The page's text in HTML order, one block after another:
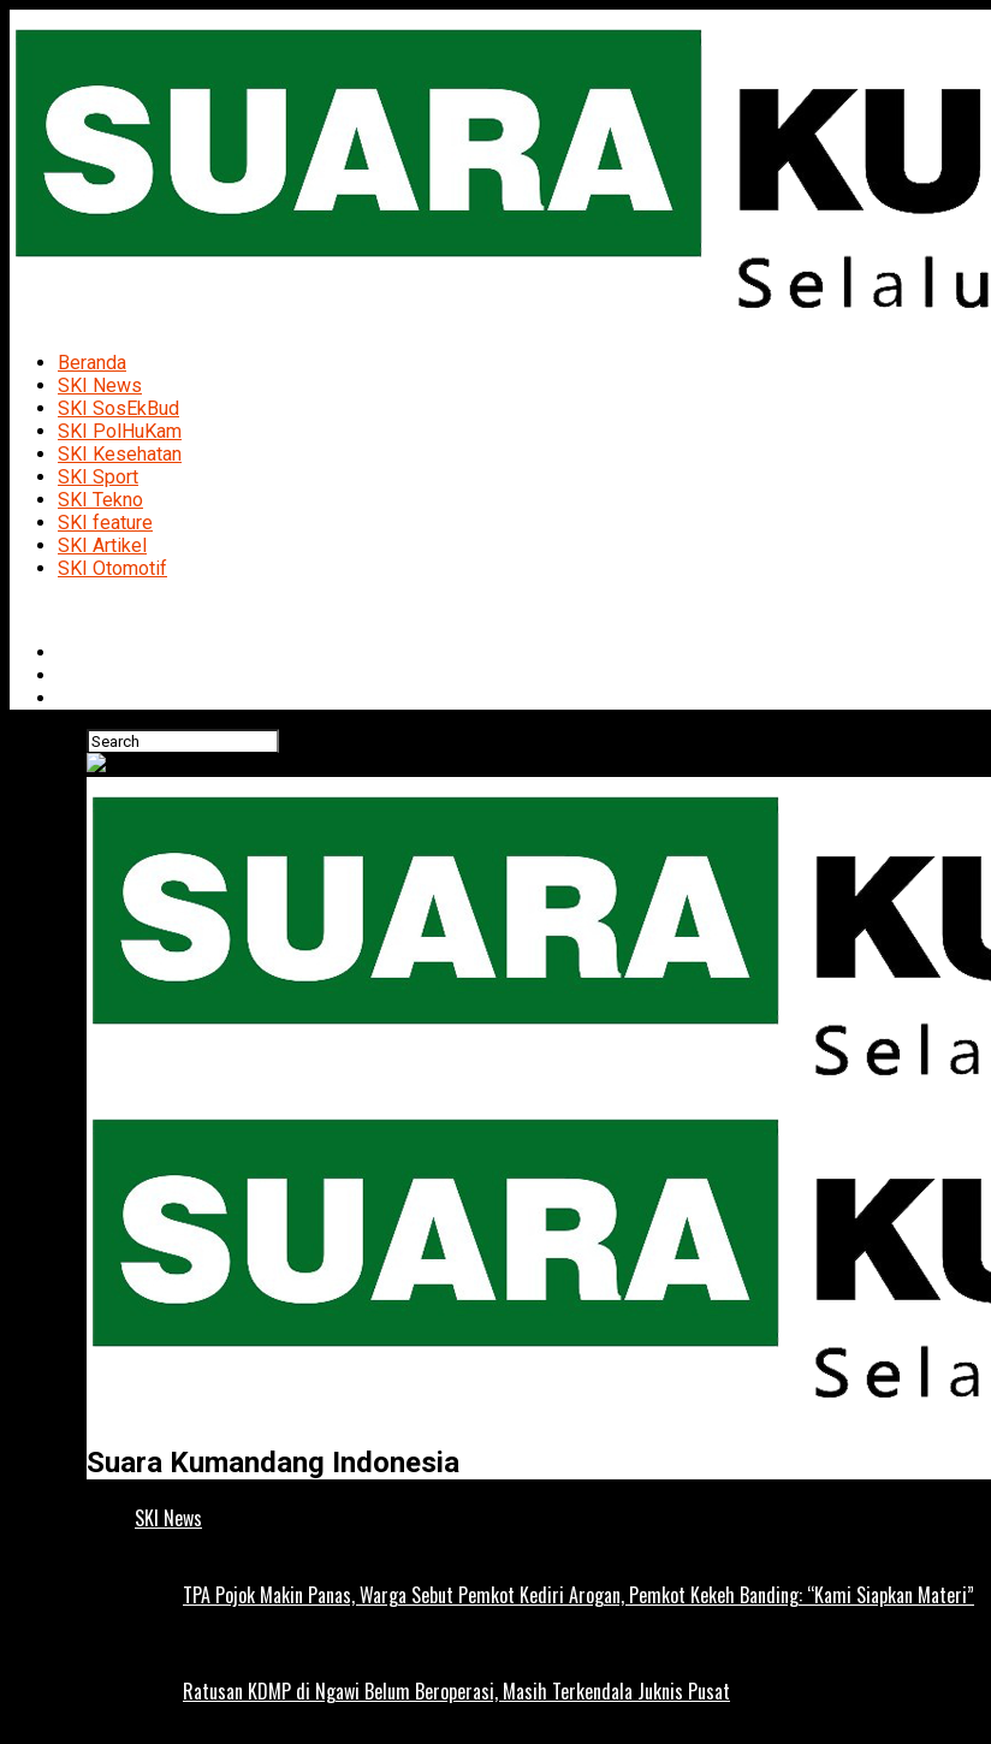
Beranda
SKI News
SKI SosEkBud
SKI PolHuKam
SKI Kesehatan
SKI Sport
SKI Tekno
SKI feature
SKI Artikel
SKI Otomotif
Suara Kumandang Indonesia
SKI News
TPA Pojok Makin Panas, Warga Sebut Pemkot Kediri Arogan, Pemkot Kekeh Banding: “Kami Siapkan Materi”
Ratusan KDMP di Ngawi Belum Beroperasi, Masih Terkendala Juknis Pusat